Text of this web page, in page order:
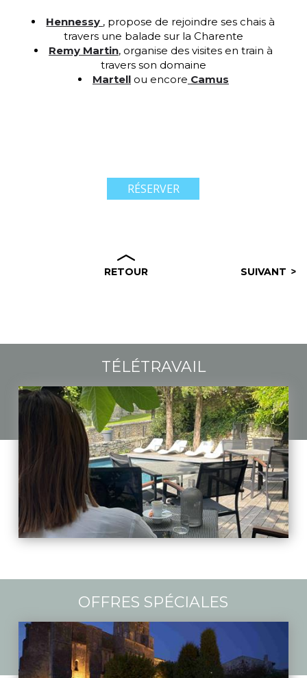
Hennessy , propose de rejoindre ses chais à
travers une balade sur la Charente
Remy Martin, organise des visites en train à
travers son domaine
Martellou encore Camus
RÉSERVER
SUIVANT
RETOUR
TÉLÉTRAVAIL
OFFRES SPÉCIALES